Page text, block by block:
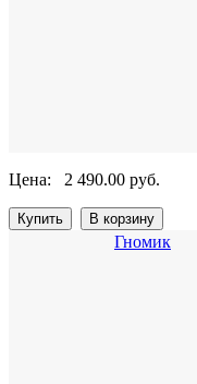
Цена: 2 490.00 руб.
Гномик